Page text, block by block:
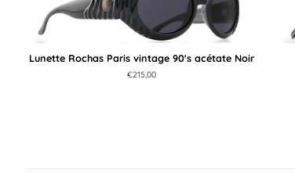
Lunette Rochas Paris vintage 90's acétate Noir
Prix
€215,00